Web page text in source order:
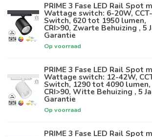
PRIME 3 Fase LED Rail Spot
Wattage switch: 6-20W, CCT-
Switch, 620 tot 1950 lumen,
CRI>90, Zwarte Behuizing , 5
Garantie
Op voorraad
PRIME 3 Fase LED Rail Spot
Wattage switch: 12-42W,
Switch, 1290 tot 4090 lumen,
CRI>90, Witte Behuizing , 5
Garantie
Op voorraad
PRIME 3 Fase LED Rail Spot